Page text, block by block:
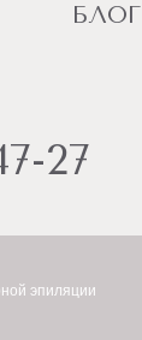
БЛОГ
27
эпиляции